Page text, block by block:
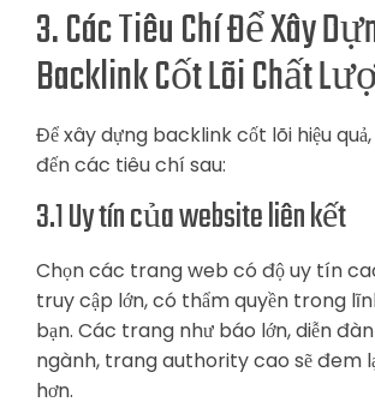
3. Các Tiêu Chí Để Xây
Backlink Cốt Lõi Chất
Để xây dựng backlink cốt lõi hiệu
đến các tiêu chí sau:
3.1 Uy tín của website liên kết
Chọn các trang web có độ uy tín
truy cập lớn, có thẩm quyền trong
bạn. Các trang như báo lớn, diễn
ngành, trang authority cao sẽ đem
hơn.